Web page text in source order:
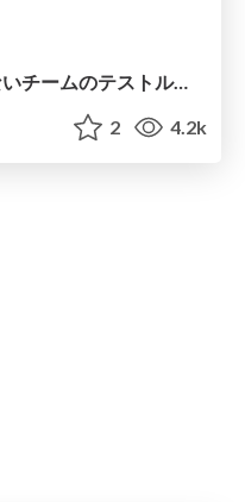
絶対にテストコードを書かないチームのテストルール
2 4.2k